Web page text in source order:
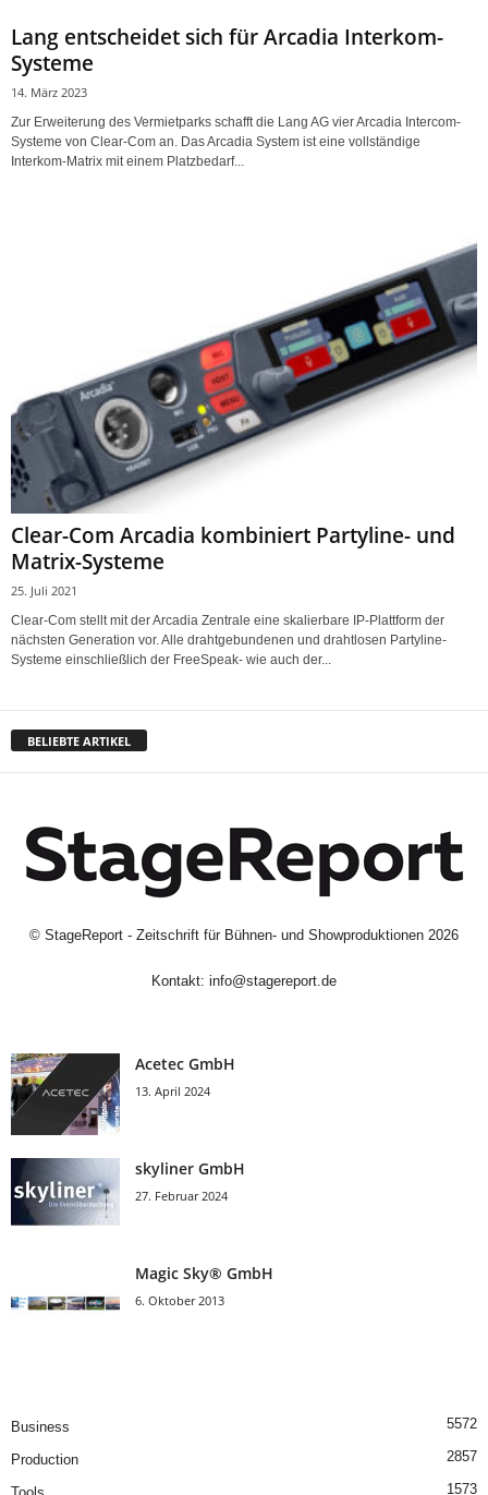
Lang entscheidet sich für Arcadia Interkom-
Systeme
14. März 2023
Zur Erweiterung des Vermietparks schafft die Lang AG vier Arcadia Intercom-
Systeme von Clear-Com an. Das Arcadia System ist eine vollständige
Interkom-Matrix mit einem Platzbedarf...
Clear-Com Arcadia kombiniert Partyline- und
Matrix-Systeme
25. Juli 2021
Clear-Com stellt mit der Arcadia Zentrale eine skalierbare IP-Plattform der
nächsten Generation vor. Alle drahtgebundenen und drahtlosen Partyline-
Systeme einschließlich der FreeSpeak- wie auch der...
BELIEBTE ARTIKEL
© StageReport - Zeitschrift für Bühnen- und Showproduktionen 2026
Kontakt: info@stagereport.de
Acetec GmbH
13. April 2024
skyliner GmbH
27. Februar 2024
Magic Sky® GmbH
6. Oktober 2013
Business 5572
Production 2857
1573